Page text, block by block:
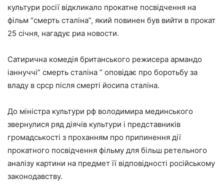
культури росії відкликало прокатне посвідчення на
фільм “смерть сталіна”, який повинен був вийти в прокат
25 січня, нагадує риа новости.
Сатирична комедія британського режисера армандо
іаннуччі” смерть сталіна ” оповідає про боротьбу за
владу в срср після смерті йосипа сталіна.
До міністра культури рф володимира мединського
звернулися ряд діячів культури і представників
громадськості з проханням про припинення дії
прокатного посвідчення фільму для більш ретельного
аналізу картини на предмет її відповідності російському
законодавству.